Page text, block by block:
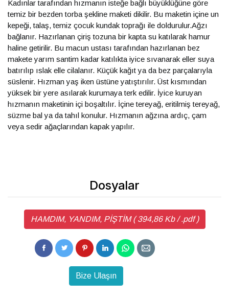
Kadınlar tarafından hızmanın isteğe bağlı büyüklüğüne göre
temiz bir bezden torba şekline maketi dikilir. Bu maketin içine un
kepeği, talaş, temiz çocuk kundak toprağı ile doldurulur.Ağzı
bağlanır. Hazırlanan çiriş tozuna bir kapta su katılarak hamur
haline getirilir. Bu macun ustası tarafından hazırlanan bez
makete yarım santim kadar katılıkta iyice sıvanarak eller suya
batırılıp ıslak elle cilalanır. Küçük kağıt ya da bez parçalarıyla
süslenir. Hızman yaş iken üstüne yatıştırılır. Üst kısmından
yüksek bir yere asılarak kurumaya terk edilir. İyice kuruyan
hızmanın maketinin içi boşaltılır. İçine tereyağ, eritilmiş tereyağ,
süzme bal ya da tahıl konulur. Hızmanın ağzına ardıç, çam
veya sedir ağaçlarından kapak yapılır.
Dosyalar
HAMDIM, YANDIM, PİŞTİM ( 394,86 Kb / .pdf )
Bize Ulaşın